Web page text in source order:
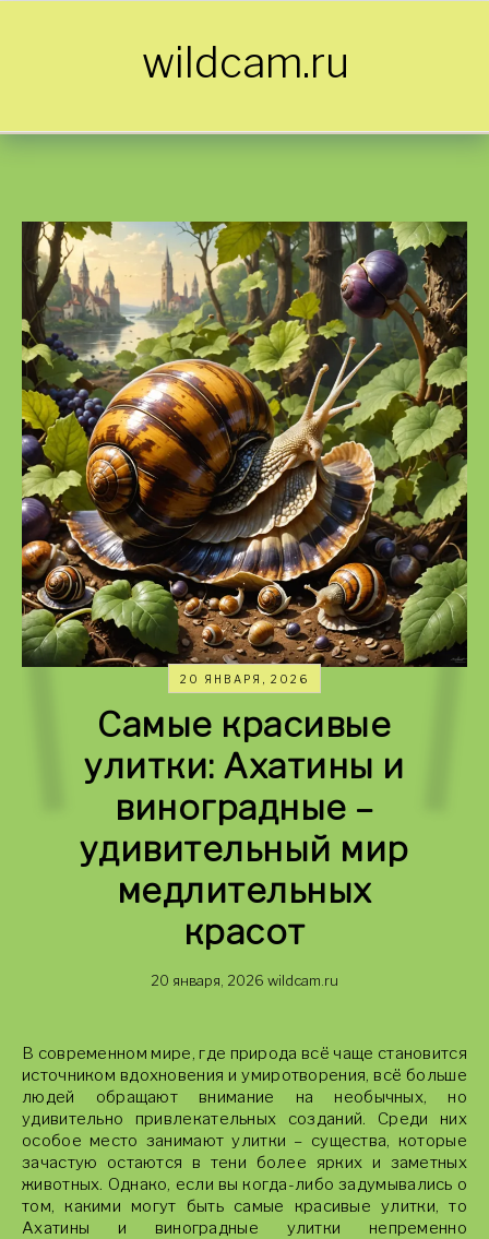
wildcam.ru
20 ЯНВАРЯ, 2026
Самые красивые
улитки: Ахатины и
виноградные –
удивительный мир
медлительных
красот
20 января, 2026 wildcam.ru
В современном мире, где природа всё чаще становится
источником вдохновения и умиротворения, всё больше
людей обращают внимание на необычных, но
удивительно привлекательных созданий. Среди них
особое место занимают улитки – существа, которые
зачастую остаются в тени более ярких и заметных
животных. Однако, если вы когда-либо задумывались о
том, какими могут быть самые красивые улитки, то
Ахатины и виноградные улитки непременно